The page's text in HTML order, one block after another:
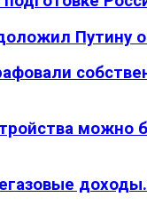
Путину
можно